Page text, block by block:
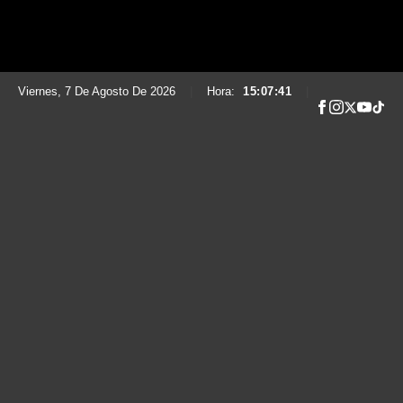
Viernes, 7 De Agosto De 2026 Hora: 15:07:42